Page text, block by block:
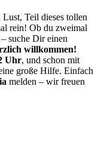
Teil dieses tollen
rein! Ob du zweimal
suche Dir einen
willkommen!
Uhr, und schon mit
große Hilfe. Einfach
melden – wir freuen